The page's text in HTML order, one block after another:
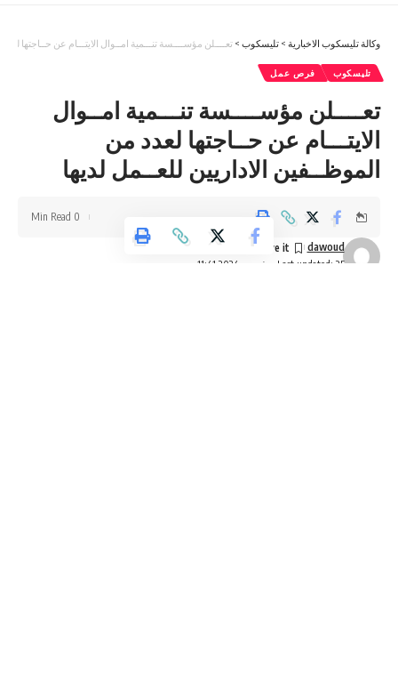
وكالة تليسكوب الاخبارية > تليسكوب > تعــــلن مؤســــسة تنـــمية امــوال الايتـــام عن حــاجتها
تليسكوب فرص عمل
تعــــلن مؤســــسة تنـــمية امــوال
الايتـــام عن حــاجتها لعدد من
الموظــفين الاداريين للعــمل لديها
Last updated: 25 نوفمبر، 2024 11:41 م
dawoud
0 Min Read